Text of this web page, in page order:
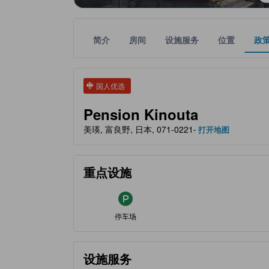
简介 房间 设施服务 位置 政
国人优选
tooltip
Pension Kinouta
tooltip
金色星星表示的等级信息由合作第三方平台提供，
美瑛, 富良野, 日本, 071-0221- 打开地图
重点设施
停车场
设施服务